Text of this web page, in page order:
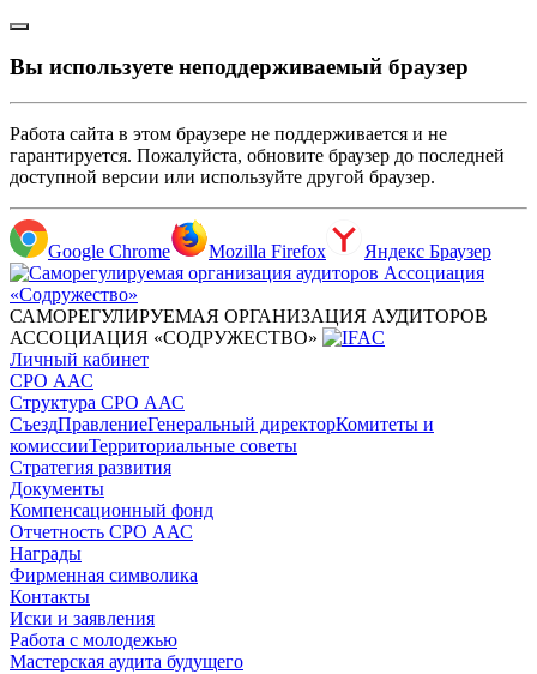
Вы используете неподдерживаемый браузер
Работа сайта в этом браузере не поддерживается и не
гарантируется. Пожалуйста, обновите браузер до последней
доступной версии или используйте другой браузер.
Google Chrome Mozilla Firefox Яндекс Браузер
САМОРЕГУЛИРУЕМАЯ ОРГАНИЗАЦИЯ АУДИТОРОВ
АССОЦИАЦИЯ «СОДРУЖЕСТВО»
Личный кабинет
СРО ААС
Структура СРО ААС
СъездПравлениеГенеральный директорКомитеты и
комиссииТерриториальные советы
Стратегия развития
Документы
Компенсационный фонд
Отчетность СРО ААС
Награды
Фирменная символика
Контакты
Иски и заявления
Работа с молодежью
Мастерская аудита будущего